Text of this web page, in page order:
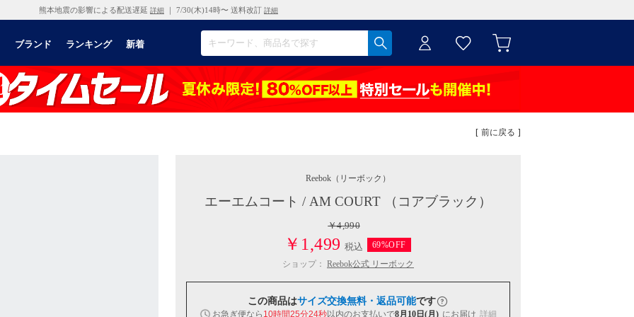
熊本地震の影響による配送遅延 詳細 ｜ 7/30(木)14時〜 送料改訂 詳細
ブランド ランキング 新着
[ 前に戻る ]
Reebok （リーボック）
エーエムコート / AM COURT （コアブラック）
￥4,990
￥1,499 税込
69%OFF
ショップ： Reebok公式 リーボック
この商品はサイズ交換無料・返品可能です
お急ぎ便なら 10時間25分23秒以内のお支払いで8月10日(月) にお届け 詳細